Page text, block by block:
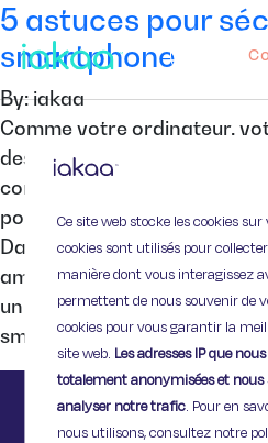
Ce site web stocke les cookies
cookies sont utilisés pour
manière dont vous interagissez
permettent de nous souvenir de
cookies pour vous garantir la
site web. Les adresses IP que
totalement anonymisées et
analyser notre trafic. Pour en
nous utilisons, consultez notre
5 astuces pour
smartphone
By: iakaa
Comme votre ordinateur,
des données personnelles et
confidentielles. Il est donc
pour bloquer l’accès à un
Dans la suite de cet article,
améliorer la sécurité de
un système de verrouillage
smartphones proposent […]